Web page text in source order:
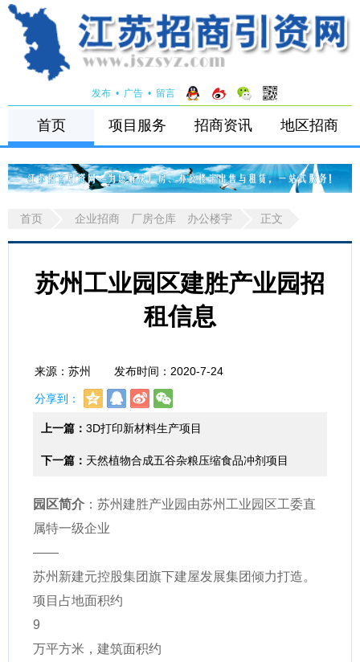
发布 • 广告 • 留言
首页 项目服务 招商资讯 地区招商
首页 企业招商 厂房仓库 办公楼宇 正文
苏州工业园区建胜产业园招
租信息
来源：苏州 发布时间：2020-7-24
分享到：
上一篇： 3D打印新材料生产项目
下一篇： 天然植物合成五谷杂粮压缩食品冲剂项目
园区简介 ：苏州建胜产业园由苏州工业园区工委直
属特一级企业
——
苏州新建元控股集团旗下建屋发展集团倾力打造。
项目占地面积约
9
万平方米，建筑面积约